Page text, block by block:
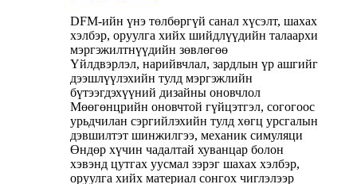
DFM-ийн үнэ төлбөргүй санал хүсэлт, шахах
хэлбэр, оруулга хийх шийдлүүдийн талаархи
мэргэжилтнүүдийн зөвлөгөө
Үйлдвэрлэл, нарийвчлал, зардлын үр ашгийг
дээшлүүлэхийн тулд мэргэжлийн
бүтээгдэхүүний дизайны оновчлол
Мөөгөнцрийн оновчтой гүйцэтгэл, согогоос
урьдчилан сэргийлэхийн тулд хөгц урсгалын
дэвшилтэт шинжилгээ, механик симуляци
Өндөр хүчин чадалтай хуванцар болон
хэвэнд цутгах уусмал зэрэг шахах хэлбэр,
оруулга хийх материал сонгох чиглэлээр